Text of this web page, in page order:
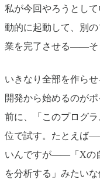
私が今回やろうとし
動的に起動して、別
業を完了させる——そ
いきなり全部を作ら
開発から始めるのが
前に、「このプログ
位で試す。たとえば
いんですが——「Xの
を分析する」みたい